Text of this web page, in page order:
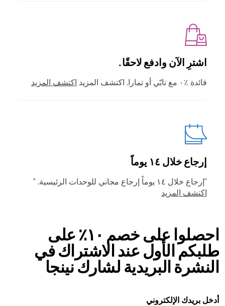
اشترِ الآن وادفع لاحقًا.
فائدة ٪٠ مع تابّي أو تمارا. اكتشف المزيد اكتشف المزيد
إرجاع خلال ١٤ يوماً
"إرجاع خلال ١٤ يوماً إرجاع مجاني للوحدات الرئيسية. "
اكتشف المزيد
احصلوا على خصم ١٠٪ على
طلبكم الأول عند الاشتراك في
النشرة البريدية لشارك نينجا
أدخل بريدك الإلكتروني